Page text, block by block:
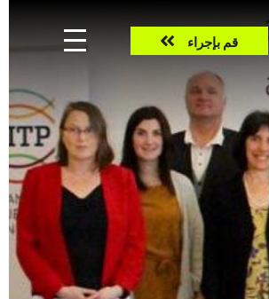
Take
action
قم بإجراء